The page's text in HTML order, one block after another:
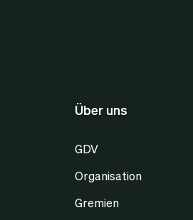
Über uns
GDV
Organisation
Gremien